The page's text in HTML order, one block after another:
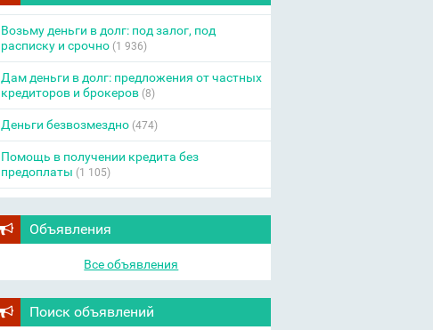
Возьму деньги в долг: под залог, под
расписку и срочно(1 936)
Дам деньги в долг: предложения от частных
кредиторов и брокеров(8)
Деньги безвозмездно(474)
Помощь в получении кредита без
предоплаты (1 105)
Объявления
Все объявления
Поиск объявлений